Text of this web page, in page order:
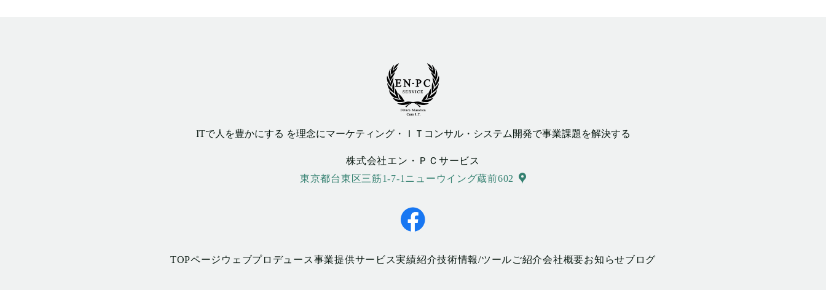
ITで人を豊かにする を理念にマーケティング・ＩＴコンサル・システム開発で事業課題を解決する
株式会社エン・ＰＣサービス
東京都台東区三筋1-7-1ニューウイング蔵前602
TOPページ ウェブプロデュース事業提供サービス実績紹介技術情報/ツールご紹介会社概要お知らせブログ